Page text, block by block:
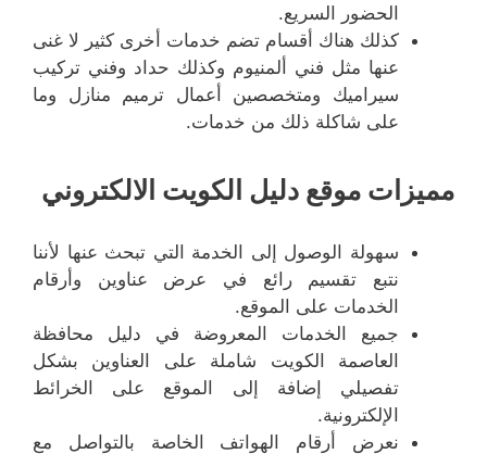
الحضور السريع.
كذلك هناك أقسام تضم خدمات أخرى كثير لا غنى
عنها مثل فني ألمنيوم وكذلك حداد وفني تركيب
سيراميك ومتخصصين أعمال ترميم منازل وما
على شاكلة ذلك من خدمات.
مميزات موقع دليل الكويت الالكتروني
سهولة الوصول إلى الخدمة التي تبحث عنها لأننا
نتبع تقسيم رائع في عرض عناوين وأرقام
الخدمات على الموقع.
جميع الخدمات المعروضة في دليل محافظة
العاصمة الكويت شاملة على العناوين بشكل
تفصيلي إضافة إلى الموقع على الخرائط
الإلكترونية.
نعرض أرقام الهواتف الخاصة بالتواصل مع